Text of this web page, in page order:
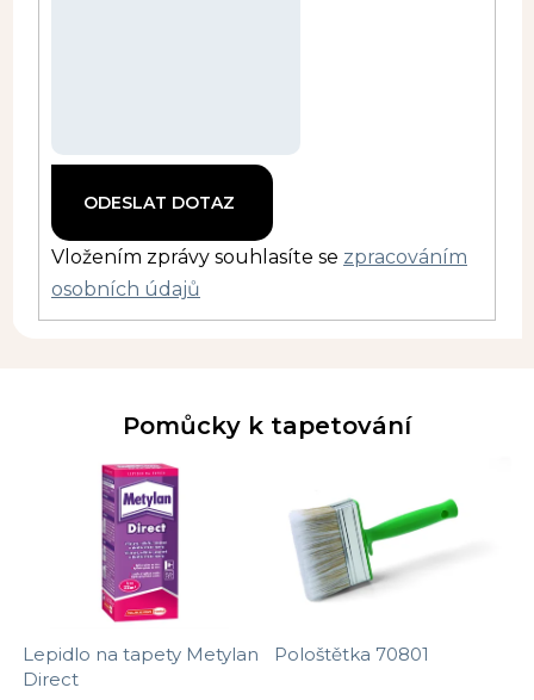
Vložením zprávy souhlasíte se zpracováním
osobních údajů
Pomůcky k tapetování
Lepidlo na tapety Metylan
Direct
Pološtětka 70801